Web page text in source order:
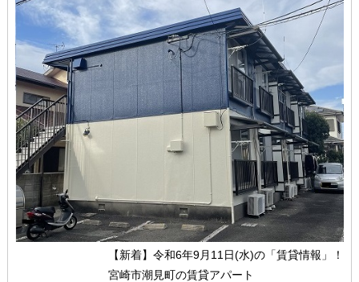
【新着】令和6年9月11日(水)の「賃貸情報」！
宮崎市潮見町の賃貸アパート